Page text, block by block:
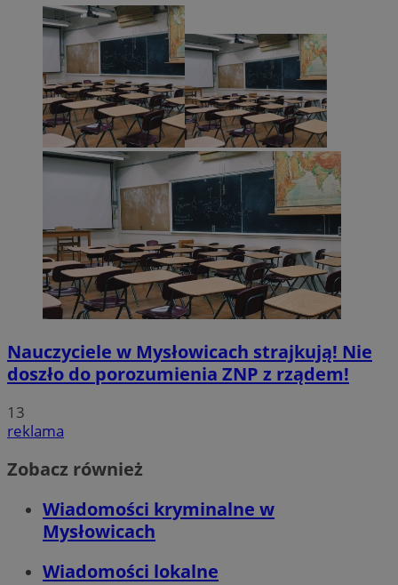
Nauczyciele w Mysłowicach strajkują! Nie
doszło do porozumienia ZNP z rządem!
13
reklama
Zobacz również
Wiadomości kryminalne w
Mysłowicach
Wiadomości lokalne